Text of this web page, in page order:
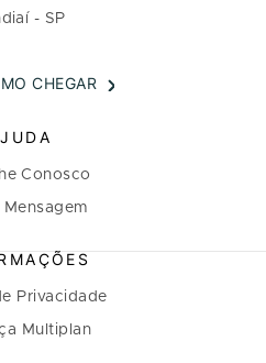
- SP
CHEGAR
Conosco
Mensagem
Privacidade
Multiplan